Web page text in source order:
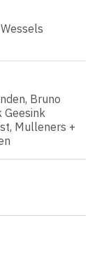
Bruno
Geesink
Mulleners +